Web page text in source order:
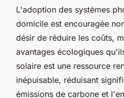
L'adoption des systèmes
domicile est encouragée
désir de réduire les coûts,
avantages écologiques
solaire est une ressource
inépuisable, réduisant
émissions de carbone et